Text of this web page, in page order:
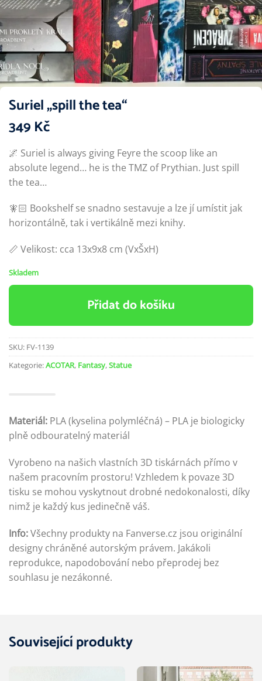
Suriel „spill the tea“
349 Kč
🌌 Suriel is always giving Feyre the scoop like an
absolute legend… he is the TMZ of Prythian. Just spill
the tea…
🧚🏻 Bookshelf se snadno sestavuje a lze jí umístit jak
horizontálně, tak i vertikálně mezi knihy.
📏 Velikost: cca 13x9x8 cm (VxŠxH)
Skladem
Přidat do košíku
SKU: FV-1139
Kategorie:ACOTAR, Fantasy,Statue
Materiál: PLA (kyselina polymléčná) – PLA je biologicky
plně odbouratelný materiál
Vyrobeno na našich vlastních 3D tiskárnách přímo v
našem pracovním prostoru! Vzhledem k povaze 3D
tisku se mohou vyskytnout drobné nedokonalosti, díky
nimž je každý kus jedinečně váš.
Info:Všechny produkty na Fanverse.cz jsou originální
designy chráněné autorským právem. Jakákoli
reprodukce, napodobování nebo přeprodej bez
souhlasu je nezákonné.
Související produkty